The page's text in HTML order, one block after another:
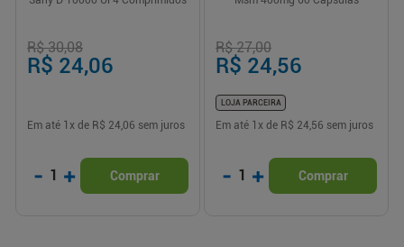
R$ 30,08
R$ 24,06
Em até 1 x de R$ 24,06 sem juros
- 1 + Comprar
R$ 27,00
R$ 24,56
LOJA PARCEIRA
Em até 1 x de R$ 24,56 sem juros
- 1 + Comprar